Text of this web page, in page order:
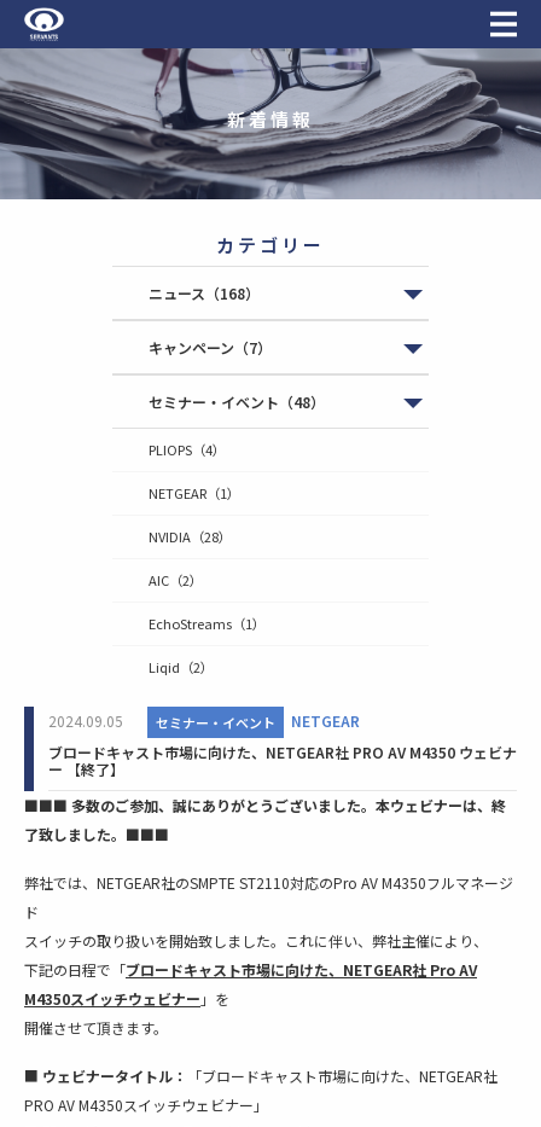
新着情報
カテゴリー
ニュース （168）
キャンペーン （7）
セミナー・イベント （48）
PLIOPS （4）
NETGEAR （1）
NVIDIA （28）
AIC （2）
EchoStreams （1）
Liqid （2）
2024.09.05 セミナー・イベント
NETGEAR
ブロードキャスト市場に向けた、NETGEAR社 PRO AV M4350 ウェビナ
ー 【終了】
■■■ 多数のご参加、誠にありがとうございました。本ウェビナーは、終
了致しました。■■■
弊社では、NETGEAR社のSMPTE ST2110対応のPro AV M4350フルマネージ
ド
スイッチの取り扱いを開始致しました。これに伴い、弊社主催により、
下記の日程で「ブロードキャスト市場に向けた、NETGEAR社 Pro AV
M4350スイッチウェビナー 」を
開催させて頂きます。
■ ウェビナータイトル：
「ブロードキャスト市場に向けた、NETGEAR社
PRO AV M4350スイッチウェビナー」